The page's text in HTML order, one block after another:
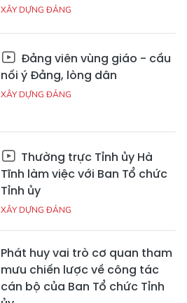
XÂY DỰNG ĐẢNG
Đảng viên vùng giáo - cầu
nối ý Đảng, lòng dân
XÂY DỰNG ĐẢNG
Thường trực Tỉnh ủy Hà
Tĩnh làm việc với Ban Tổ chức
Tỉnh ủy
XÂY DỰNG ĐẢNG
Phát huy vai trò cơ quan tham
mưu chiến lược về công tác
cán bộ của Ban Tổ chức Tỉnh